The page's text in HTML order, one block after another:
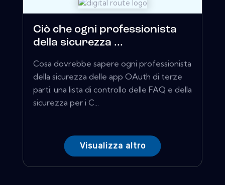
Ciò che ogni professionista
della sicurezza ...
Cosa dovrebbe sapere ogni professionista
della sicurezza delle app OAuth di terze
parti: una lista di controllo delle FAQ e della
sicurezza per i C...
Visualizza altro